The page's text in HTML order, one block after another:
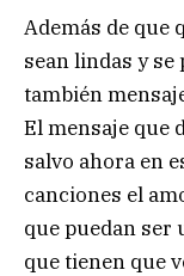
Además de que
sean lindas y se
también
El mensaje que
salvo ahora en
canciones el
que puedan ser
que tienen que